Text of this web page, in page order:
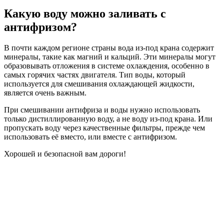
Какую воду можно заливать с
антифризом?
В почти каждом регионе страны вода из-под крана содержит
минералы, такие как магний и кальций. Эти минералы могут
образовывать отложения в системе охлаждения, особенно в
самых горячих частях двигателя. Тип воды, который
используется для смешивания охлаждающей жидкости,
является очень важным.
При смешивании антифриза и воды нужно использовать
только дистиллированную воду, а не воду из-под крана. Или
пропускать воду через качественные фильтры, прежде чем
использовать её вместо, или вместе с антифризом.
Хорошей и безопасной вам дороги!